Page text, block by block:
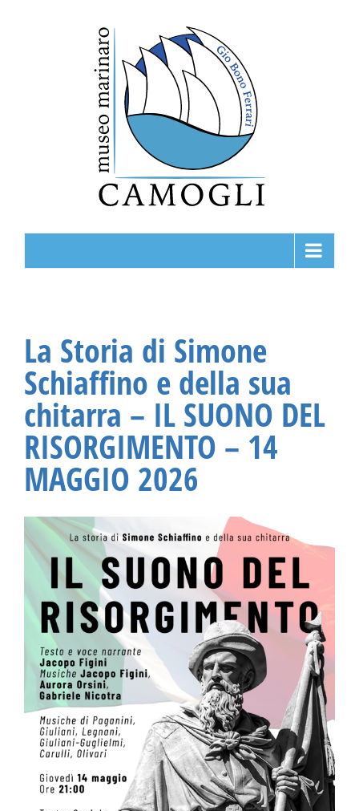
La Storia di Simone
Schiaffino e della sua
chitarra – IL SUONO DEL
RISORGIMENTO – 14
MAGGIO 2026
Ingrandisci
immagine